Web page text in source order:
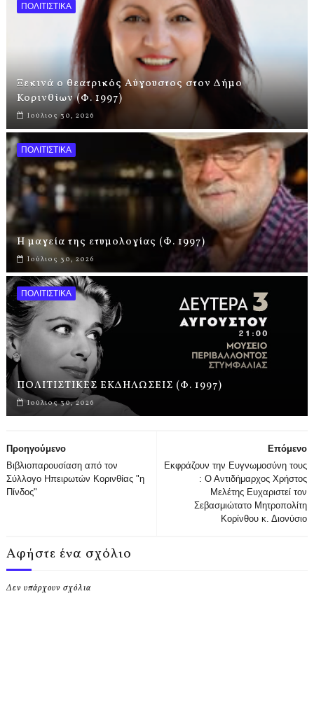
ΠΟΛΙΤΙΣΤΙΚΑ
Ξεκινά ο θεατρικός Αύγουστος στον Δήμο
Κορινθίων (Φ. 1997)
Ιούλιος 30, 2026
ΠΟΛΙΤΙΣΤΙΚΑ
Η μαγεία της ετυμολογίας (Φ. 1997)
Ιούλιος 30, 2026
ΠΟΛΙΤΙΣΤΙΚΑ
ΠΟΛΙΤΙΣΤΙΚΕΣ ΕΚΔΗΛΩΣΕΙΣ (Φ. 1997)
Ιούλιος 30, 2026
Επόμενο
Εκφράζουν την Ευγνωμοσύνη τους
: Ο Αντιδήμαρχος Χρήστος
Μελέτης Ευχαριστεί τον
Σεβασμιώτατο Μητροπολίτη
Κορίνθου κ. Διονύσιο
Προηγούμενο
Βιβλιοπαρουσίαση από τον
Σύλλογο Ηπειρωτών Κορινθίας "η
Πίνδος"
Αφήστε ένα σχόλιο
Δεν υπάρχουν σχόλια